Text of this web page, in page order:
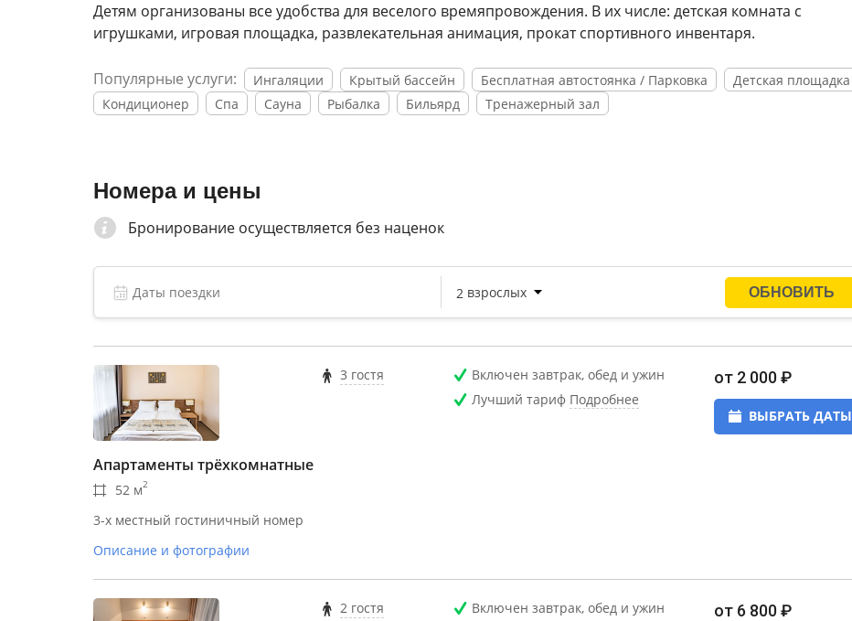
Детям организованы все удобства для веселого времяпровождения. В их числе: детская комната с
игрушками, игровая площадка, развлекательная анимация, прокат спортивного инвентаря.
Популярные услуги: Ингаляции Крытый бассейн Бесплатная автостоянка / Парковка
Детская площадка
Кондиционер
Спа Сауна Рыбалка Бильярд Тренажерный зал
Номера и цены
Бронирование осуществляется без наценок
Апартаменты трёхкомнатные
52 м2
3-х местный гостиничный номер
Описание и фотографии
3 гостя
Включен завтрак, обед и ужин
Лучший тариф Подробнее
от 2 000 ₽
ВЫБРАТЬ ДАТЫ
2 гостя
Включен завтрак, обед и ужин
от 6 800 ₽